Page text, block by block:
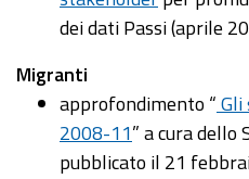
dei dati Passi (aprile
Migranti
approfondimento “Gli
2008-11” a cura
pubblicato il 21